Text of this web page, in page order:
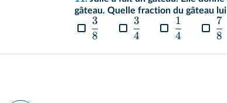
gâteau. Quelle fraction du gâteau
8
3
4
3
4
1
8
7